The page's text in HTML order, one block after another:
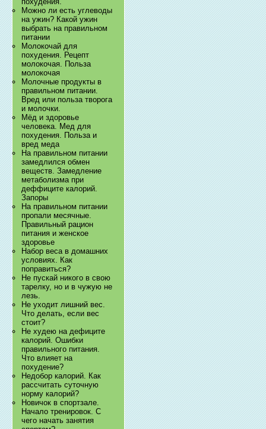
Можно ли есть углеводы
на ужин? Какой ужин
выбрать на правильном
питании
Молокочай для
похудения. Рецепт
молокочая. Польза
молокочая
Молочные продукты в
правильном питании.
Вред или польза творога
и молочки.
Мёд и здоровье
человека. Мед для
похудения. Польза и
вред меда
На правильном питании
замедлился обмен
веществ. Замедление
метаболизма при
деффиците калорий.
Запоры
На правильном питании
пропали месячные.
Правильный рацион
питания и женское
здоровье
Набор веса в домашних
условиях. Как
поправиться?
Не пускай никого в свою
тарелку, но и в чужую не
лезь.
Не уходит лишний вес.
Что делать, если вес
стоит?
Не худею на дефиците
калорий. Ошибки
правильного питания.
Что влияет на
похудение?
Недобор калорий. Как
рассчитать суточную
норму калорий?
Новичок в спортзале.
Начало тренировок. С
чего начать занятия